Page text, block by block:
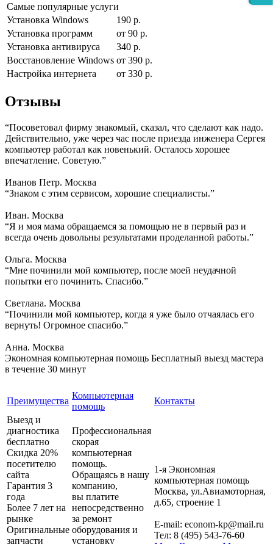
Самые популярные услуги
Установка Windows
190 р.
Установка программ
от 90 р.
Установка антивируса
340 р.
Восстановление Windows от 390 р.
Настройка интернета
от 330 р.
Отзывы
“Посоветовал фирму знакомый, сказал, что сделают как надо.
Действительно, уже через час после приезда инженера Сергея
компьютер работал как новенький. Осталось хорошее
впечатление. Советую.”
Иванов Петр. Москва
“Знаком с этим сервисом, хорошие специалисты.”
Иван. Москва
“Я и моя мама обращаемся за помощью не в первый раз и
всегда очень довольны результатами проделанной работы.”
Ольга. Москва
“Мне починили мой компьютер, после моей неудачной
попытки его починить. Спасибо.”
Светлана. Москва
“Починили мой компьютер, когда я уже было отчаялась его
вернуть! Огромное спасибо.”
Анна. Москва
Экономная компьютерная помощь Бесплатный выезд мастера
в течение 30 минут
Преимущества
Компьютерная
помощь
Контакты
Выезд и
диагностика
бесплатно
Скидка 20%
посетителю
сайта
Гарантия 3
года
Более 7 лет на
рынке
Оригинальные
запчасти
Профессиональная
скорая
компьютерная
помощь.
Обращаясь в нашу
компанию,
вы платите
непосредственно
за ремонт
оборудования и
установку
1-я Экономная
компьютерная помощь
Москва, ул.Авиамоторная,
д.65, строение 1
E-mail: econom-kp@mail.ru
Тел: 8 (495) 543-76-60